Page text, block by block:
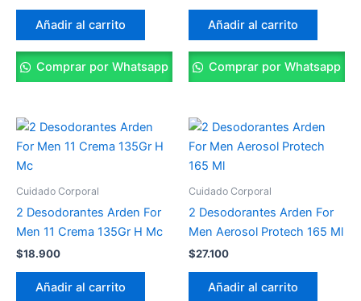
Añadir al carrito
Comprar por Whatsapp
Añadir al carrito
Comprar por Whatsapp
Cuidado Corporal
2 Desodorantes Arden For
Men 11 Crema 135Gr H Mc
$18.900
Añadir al carrito
Cuidado Corporal
2 Desodorantes Arden For
Men Aerosol Protech 165 Ml
$27.100
Añadir al carrito